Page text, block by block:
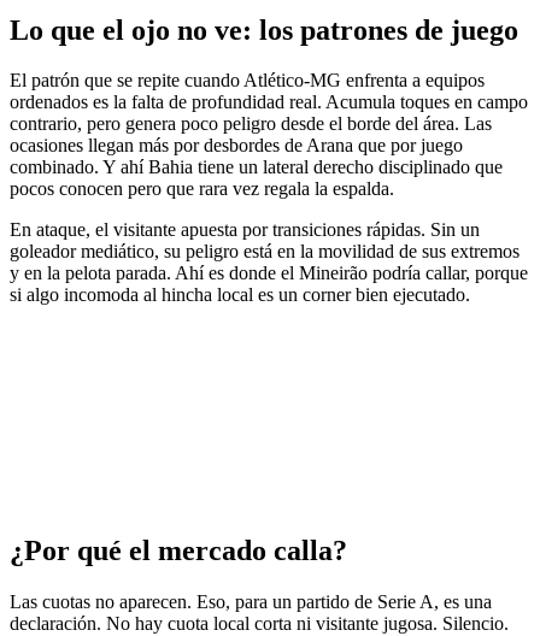
Lo que el ojo no ve: los patrones de juego
El patrón que se repite cuando Atlético-MG enfrenta a equipos
ordenados es la falta de profundidad real. Acumula toques en campo
contrario, pero genera poco peligro desde el borde del área. Las
ocasiones llegan más por desbordes de Arana que por juego
combinado. Y ahí Bahia tiene un lateral derecho disciplinado que
pocos conocen pero que rara vez regala la espalda.
En ataque, el visitante apuesta por transiciones rápidas. Sin un
goleador mediático, su peligro está en la movilidad de sus extremos
y en la pelota parada. Ahí es donde el Mineirão podría callar, porque
si algo incomoda al hincha local es un corner bien ejecutado.
¿Por qué el mercado calla?
Las cuotas no aparecen. Eso, para un partido de Serie A, es una
declaración. No hay cuota local corta ni visitante jugosa. Silencio.